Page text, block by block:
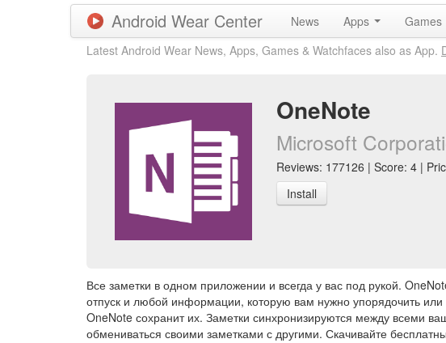
Android Wear Center News Apps Games
Latest Android Wear News, Apps, Games & Watchfaces also as App.
OneNote
Microsoft
Reviews: 177126 | Score: 4 |
Install
Все заметки в одном приложении и всегда у вас под рукой.
отпуск и любой информации, которую вам нужно упорядочить или
OneNote сохранит их. Заметки синхронизируются между всеми
обмениваться своими заметками с другими. Скачивайте